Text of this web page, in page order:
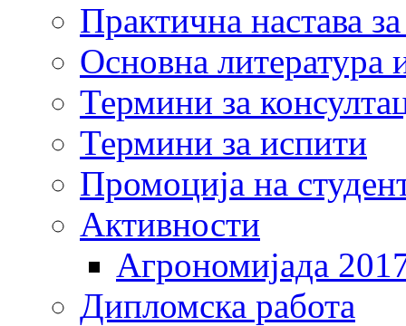
Практична настава
Основна литература
Термини за
Термини за испити
Промоција на
Активности
Агрономијада
Дипломска работа